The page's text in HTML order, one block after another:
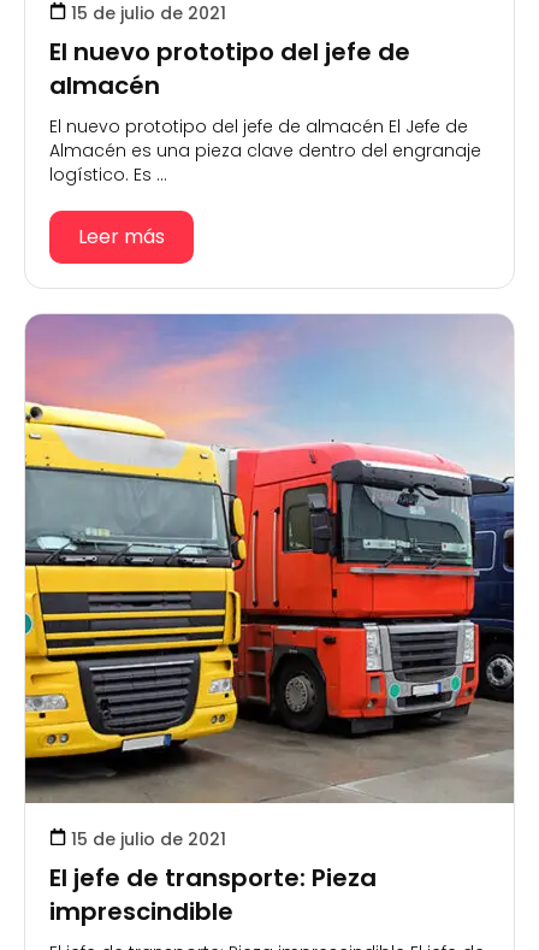
15 de julio de 2021
El nuevo prototipo del jefe de
almacén
El nuevo prototipo del jefe de almacén El Jefe de
Almacén es una pieza clave dentro del engranaje
logístico. Es ...
Leer más
15 de julio de 2021
El jefe de transporte: Pieza
imprescindible